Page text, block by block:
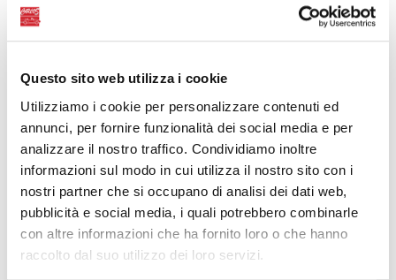
Questo sito web utilizza i cookie
Utilizziamo i cookie per personalizzare contenuti ed
annunci, per fornire funzionalità dei social media e per
analizzare il nostro traffico. Condividiamo inoltre
informazioni sul modo in cui utilizza il nostro sito con i
nostri partner che si occupano di analisi dei dati web,
pubblicità e social media, i quali potrebbero combinarle
con altre informazioni che ha fornito loro o che hanno
raccolto dal suo utilizzo dei loro servizi.
CARCOS RACING SPRAY –
SATIN MATT BLACK